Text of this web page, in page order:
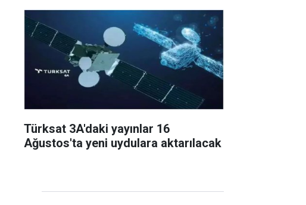
Türksat 3A'daki yayınlar 16
Ağustos'ta yeni uydulara aktarılacak